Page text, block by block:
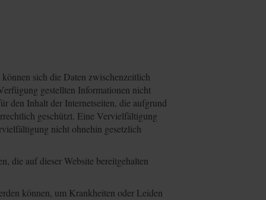
sich die Daten zwischenzeitlich
gestellten Informationen nicht
den Inhalt der Internetseiten, die aufgrund
geschützt. Eine Vervielfältigung
nicht ohnehin gesetzlich
die auf dieser Website bereitgehalten
können, um Krankheiten oder Leiden